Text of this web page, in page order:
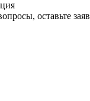
оставьте